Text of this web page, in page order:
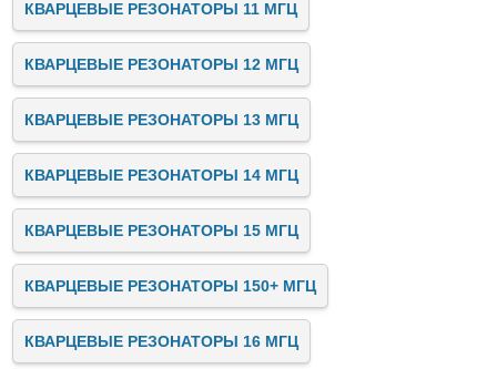
КВАРЦЕВЫЕ РЕЗОНАТОРЫ 11 МГЦ
КВАРЦЕВЫЕ РЕЗОНАТОРЫ 12 МГЦ
КВАРЦЕВЫЕ РЕЗОНАТОРЫ 13 МГЦ
КВАРЦЕВЫЕ РЕЗОНАТОРЫ 14 МГЦ
КВАРЦЕВЫЕ РЕЗОНАТОРЫ 15 МГЦ
КВАРЦЕВЫЕ РЕЗОНАТОРЫ 150+ МГЦ
КВАРЦЕВЫЕ РЕЗОНАТОРЫ 16 МГЦ